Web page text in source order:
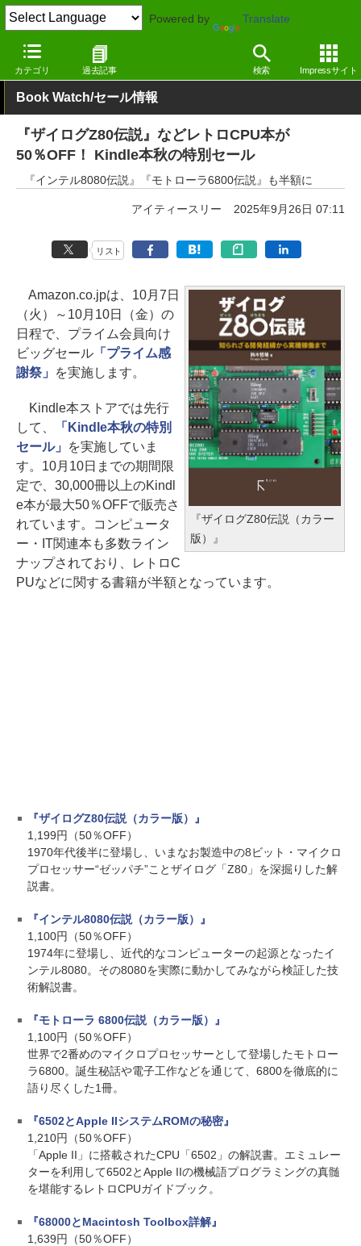
Powered by Translate
カテゴリ 過去記事 検索 Impressサイト
窓の杜 電子書籍・本 Kindle
Book Watch/セール情報
『ザイログZ80伝説』などレトロCPU本が
50％OFF！ Kindle本秋の特別セール
『インテル8080伝説』『モトローラ6800伝説』も半額に
アイティースリー 2025年9月26日 07:11
リスト
『ザイログZ80伝説（カラー
版）』
Amazon.co.jpは、10月7日
（火）～10月10日（金）の
日程で、プライム会員向け
ビッグセール「プライム感
謝祭」
を実施します。
Kindle本ストアでは先行
して、
「Kindle本秋の特別
セール」
を実施していま
す。10月10日までの期間限
定で、30,000冊以上のKindl
e本が最大50％OFFで販売さ
れています。コンピュータ
ー・IT関連本も多数ライン
ナップされており、レトロC
PUなどに関する書籍が半額となっています。
『ザイログZ80伝説（カラー版）』
1,199円（50％OFF）
1970年代後半に登場し、いまなお製造中の8ビット・マイクロ
プロセッサー“ゼッパチ”ことザイログ「Z80」を深掘りした解
説書。
『インテル8080伝説（カラー版）』
1,100円（50％OFF）
1974年に登場し、近代的なコンピューターの起源となったイ
ンテル8080。その8080を実際に動かしてみながら検証した技
術解説書。
『モトローラ 6800伝説（カラー版）』
1,100円（50％OFF）
世界で2番めのマイクロプロセッサーとして登場したモトロー
ラ6800。誕生秘話や電子工作などを通じて、6800を徹底的に
語り尽くした1冊。
『6502とApple IIシステムROMの秘密』
1,210円（50％OFF）
「Apple II」に搭載されたCPU「6502」の解説書。エミュレー
ターを利用して6502とApple IIの機械語プログラミングの真髄
を堪能するレトロCPUガイドブック。
『68000とMacintosh Toolbox詳解』
1,639円（50％OFF）